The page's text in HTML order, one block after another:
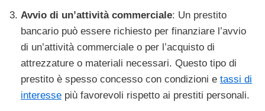
Avvio di un’attività commerciale: Un prestito
bancario può essere richiesto per finanziare l’avvio
di un’attività commerciale o per l’acquisto di
attrezzature o materiali necessari. Questo tipo di
prestito è spesso concesso con condizioni e tassi di
interesse più favorevoli rispetto ai prestiti personali.